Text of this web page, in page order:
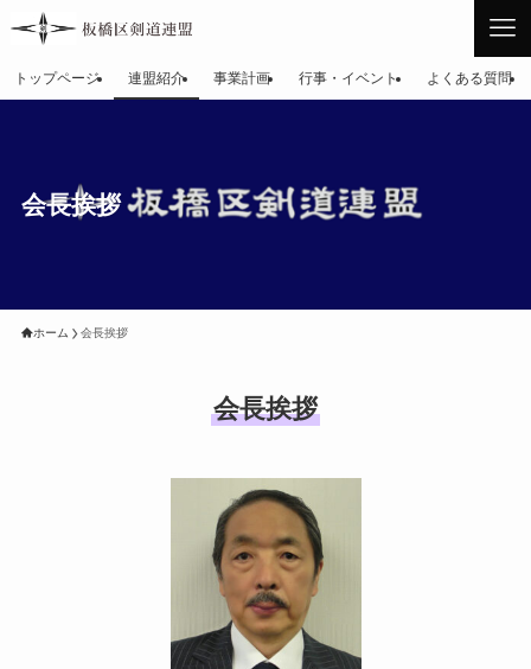
トップページ 連盟紹介 事業計画 行事・イベント よくある質問
会長挨拶
ホーム 会長挨拶
会長挨拶